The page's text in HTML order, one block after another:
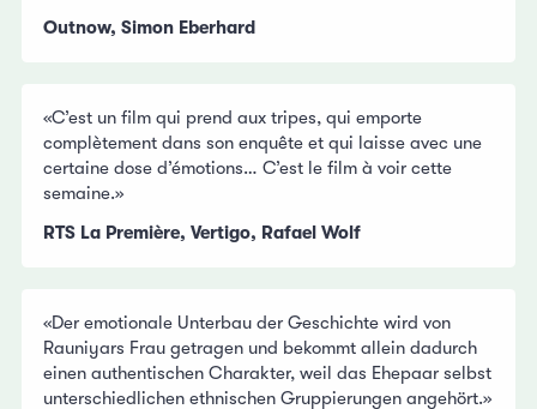
Outnow, Simon Eberhard
«C’est un film qui prend aux tripes, qui emporte
complètement dans son enquête et qui laisse avec une
certaine dose d’émotions… C’est le film à voir cette
semaine.»
RTS La Première, Vertigo, Rafael Wolf
«Der emotionale Unterbau der Geschichte wird von
Rauniyars Frau getragen und bekommt allein dadurch
einen authentischen Charakter, weil das Ehepaar selbst
unterschiedlichen ethnischen Gruppierungen angehört.»